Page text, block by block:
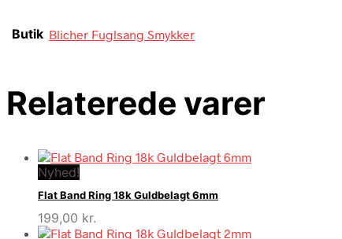
Butik Blicher Fuglsang Smykker
Relaterede varer
Nyhed!
Flat Band Ring 18k Guldbelagt 6mm
199,00 kr.